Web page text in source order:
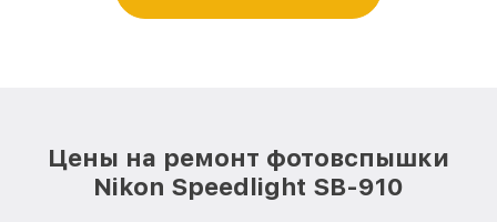
Цены на ремонт фотовспышки
Nikon Speedlight SB-910